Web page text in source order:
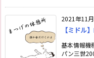
2021年11
【ミドル
基本情報機
パン三世